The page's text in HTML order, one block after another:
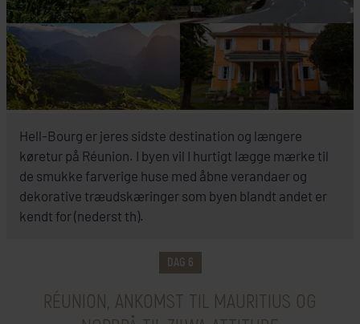
Réunion
Hotel Le Relais Des Cimes
Hell-Bourg er jeres sidste destination og længere
køretur på Réunion. I byen vil I hurtigt lægge mærke til
de smukke farverige huse med åbne verandaer og
dekorative træudskæringer som byen blandt andet er
kendt for (nederst th).
DAG 6
RÉUNION, ANKOMST TIL MAURITIUS OG